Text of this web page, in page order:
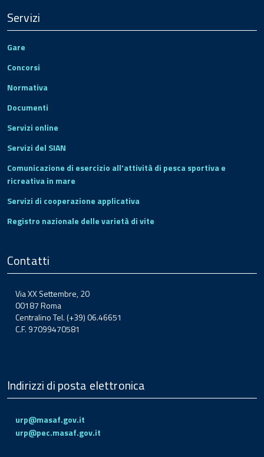
Servizi
Gare
Concorsi
Normativa
Documenti
Servizi online
Servizi del SIAN
Comunicazione di esercizio all'attività di pesca sportiva e
ricreativa in mare
Servizi di cooperazione applicativa
Registro nazionale delle varietà di vite
Contatti
Via XX Settembre, 20
00187 Roma
Centralino Tel. (+39) 06.46651
C.F. 97099470581
Indirizzi di posta elettronica
urp@masaf.gov.it
urp@pec.masaf.gov.it